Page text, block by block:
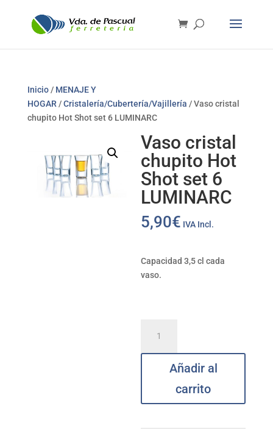
Inicio/ MENAJE Y
HOGAR /Cristalería/Cubertería/Vajillería / Vaso cristal
chupito Hot Shot set 6 LUMINARC
Vaso cristal
chupito Hot
Shot set 6
LUMINARC
5,90€ IVA Incl.
Capacidad 3,5 cl cada
vaso.
cristal
chupito
Añadir al
carrito